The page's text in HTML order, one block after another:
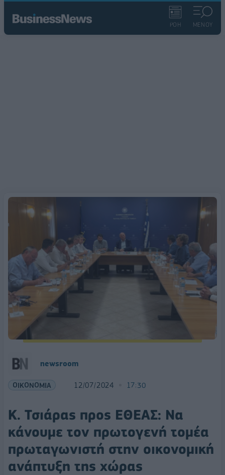
ΡΟΗ ΜΕΝΟΥ
newsroom
ΟΙΚΟΝΟΜΙΑ 12/07/2024 17:30
Κ. Τσιάρας προς ΕΘΕΑΣ: Να
κάνουμε τον πρωτογενή τομέα
πρωταγωνιστή στην οικονομική
ανάπτυξη της χώρας